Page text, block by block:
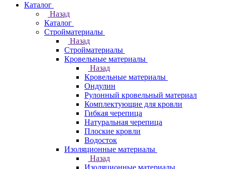
Каталог
Назад
Каталог
Стройматериалы
Назад
Стройматериалы
Кровельные материалы
Назад
Кровельные материалы
Ондулин
Рулонный кровельный материал
Комплектующие для кровли
Гибкая черепица
Натуральная черепица
Плоские кровли
Водосток
Изоляционные материалы
Назад
Изоляционные материалы